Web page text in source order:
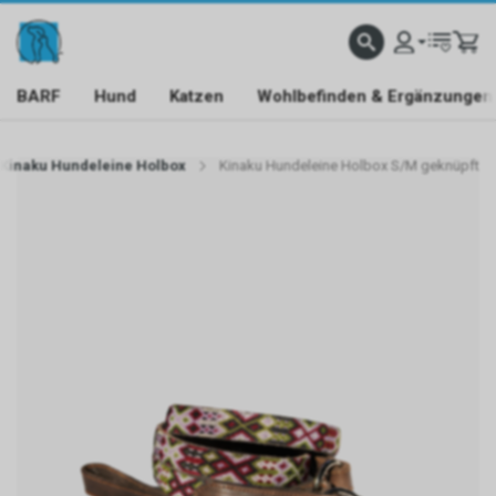
BARF Hund Katzen Wohlbefinden & Ergänzungen
Kinaku Hundeleine Holbox Kinaku Hundeleine Holbox S/M geknüpft